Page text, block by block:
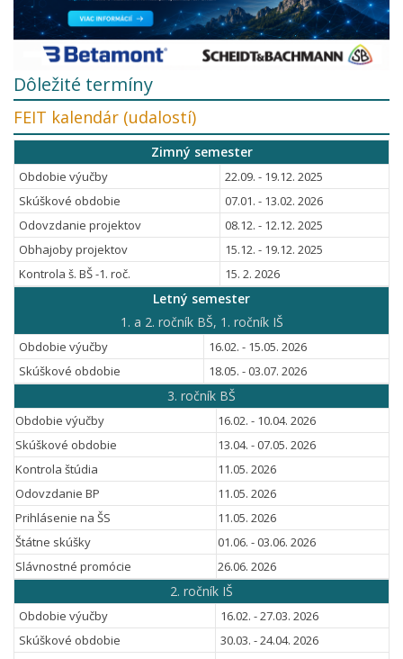
Dôležité termíny
FEIT kalendár (udalostí)
Zimný semester
Obdobie výučby
22.09. - 19.12. 2025
Skúškové obdobie
07.01. - 13.02. 2026
Odovzdanie projektov
08.12. - 12.12. 2025
Obhajoby projektov
15.12. - 19.12. 2025
Kontrola š. BŠ -1. roč.
15. 2. 2026
Letný semester
1. a 2. ročník BŠ, 1. ročník IŠ
Obdobie výučby
16.02. - 15.05. 2026
Skúškové obdobie
18.05. - 03.07. 2026
3. ročník BŠ
Obdobie výučby
16.02. - 10.04. 2026
Skúškové obdobie
13.04. - 07.05. 2026
Kontrola štúdia
11.05. 2026
Odovzdanie BP
11.05. 2026
Prihlásenie na ŠS
11.05. 2026
Štátne skúšky
01.06. - 03.06. 2026
Slávnostné promócie
26.06. 2026
2. ročník IŠ
Obdobie výučby
16.02. - 27.03. 2026
Skúškové obdobie
30.03. - 24.04. 2026